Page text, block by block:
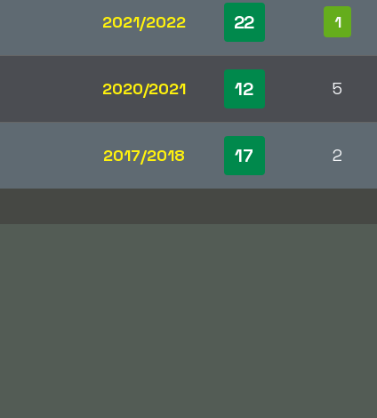
2021/2022 22 1
2020/2021 12 5
2017/2018 17 2